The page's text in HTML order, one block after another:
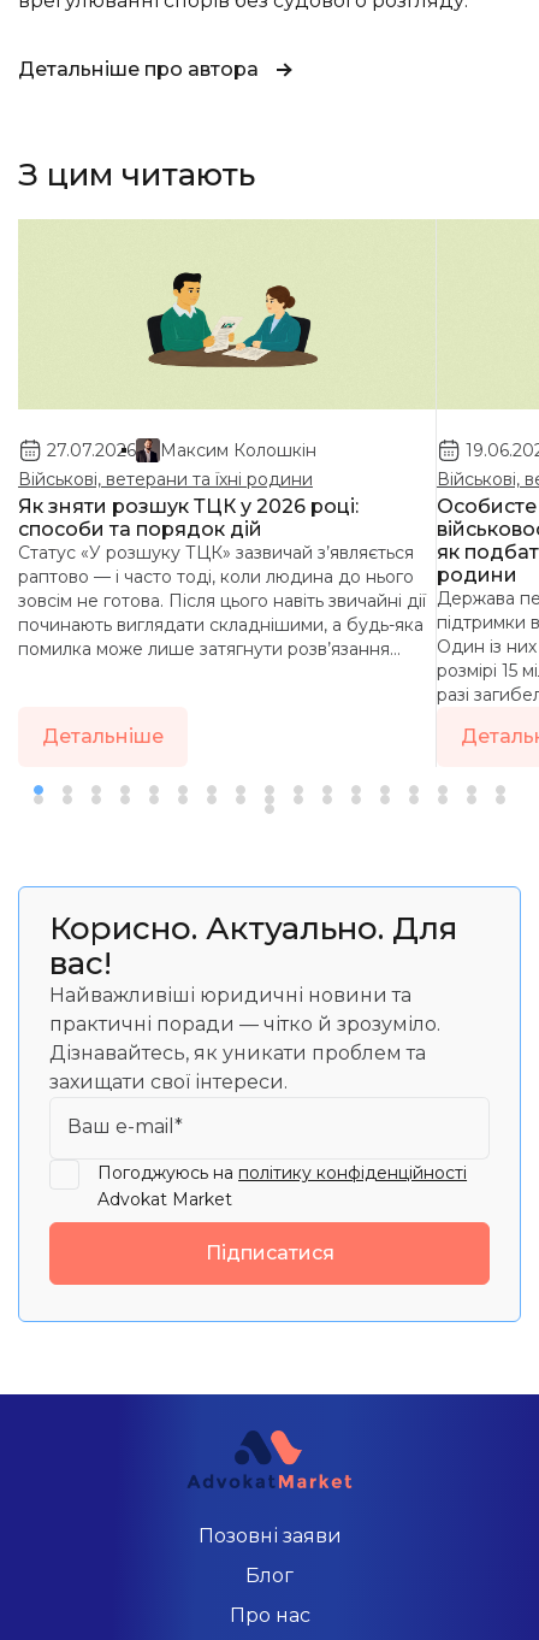
Детальніше про автора
З цим читають
27.07.2026
Максим Колошкін
Військові, ветерани та їхні родини
Як зняти розшук ТЦК у 2026 році:
способи та порядок дій
Статус «У розшуку ТЦК» зазвичай з’являється
раптово — і часто тоді, коли людина до нього
зовсім не готова. Після цього навіть звичайні дії
починають виглядати складнішими, а будь-яка
помилка може лише затягнути розв’язання
Детальніше
Військові,
як
родини
Держава
підтримки
Один із
розмірі 15
разі
Корисно. Актуально. Для
вас!
Найважливіші юридичні новини та
практичні поради — чітко й зрозуміло.
Дізнавайтесь, як уникати проблем та
захищати свої інтереси.
Ваш e-mail*
Погоджуюсь на політику конфіденційності
Advokat Market
Підписатися
Позовні заяви
Блог
Про нас